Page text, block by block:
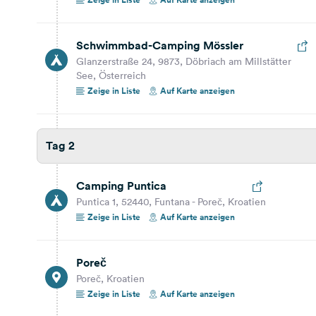
Tag 3
35,7 km
Rovinj
Auf Karte anzeigen
40,5 km
Auf Karte anzeigen
Schwimmbad-Camping Mössler
Glanzerstraße 24, 9873, Döbriach am Millstätter
See, Österreich
Zeige in Liste
Auf Karte anzeigen
Tag 2
Camping Puntica
Puntica 1, 52440, Funtana - Poreč, Kroatien
Zeige in Liste
Auf Karte anzeigen
Poreč
Poreč, Kroatien
Zeige in Liste
Auf Karte anzeigen